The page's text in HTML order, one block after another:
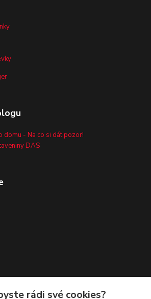
domu - Na co si dát pozor!
DAS
rádi své cookies?